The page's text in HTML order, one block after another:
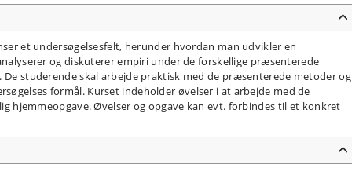
et undersøgelsesfelt, herunder hvordan man udvikler en
og diskuterer empiri under de forskellige præsenterede
studerende skal arbejde praktisk med de præsenterede metoder og
formål. Kurset indeholder øvelser i at arbejde med de
hjemmeopgave. Øvelser og opgave kan evt. forbindes til et konkret